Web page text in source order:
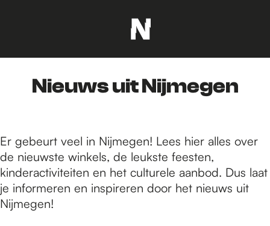
a
n
a
d
e
h
o
Nieuws uit Nijmegen
Er gebeurt veel in Nijmegen! Lees hier alles over
de nieuwste winkels, de leukste feesten,
kinderactiviteiten en het culturele aanbod. Dus laat
je informeren en inspireren door het nieuws uit
Nijmegen!